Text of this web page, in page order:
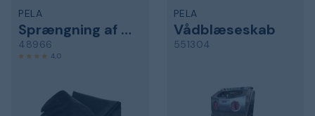
PELA
Sprængning af handske
48966
4,0
PELA
Vådblæseskab
551304